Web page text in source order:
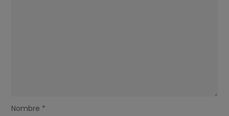
Nombre *